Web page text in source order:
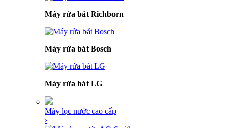
Máy rửa bát Richborn
Máy rửa bát Bosch
Máy rửa bát LG
Máy lọc nước cao cấp
›